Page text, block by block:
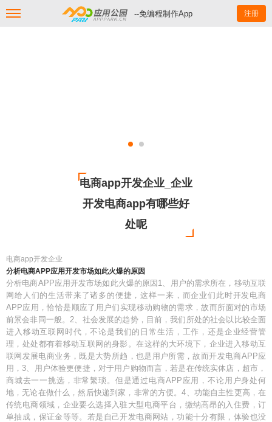
--免编程制作App 注册
电商app开发企业_企业
开发电商app有哪些好
处呢
电商app开发企业
分析电商APP应用开发市场如此火爆的原因
分析电商APP应用开发市场如此火爆的原因1、用户的需求所在，移动互联
网给人们的生活带来了诸多的便捷，这样一来，而企业们此时开发电商
APP应用，恰恰是顺应了用户们实现移动购物的需求，故而所面对的市场
前景会非同一般。2、社会发展的趋势，目前，我们所处的社会以比较全面
进入移动互联网时代，不论是我们的日常生活，工作，还是企业经营管
理，处处都有着移动互联网的身影。在这样的大环境下，企业进入移动互
联网发展电商业务，既是大势所趋，也是用户所需，故而开发电商APP应
用，3、用户体验更便捷，对于用户购物而言，若是在传统实体店，超市，
商城去一一挑选，非常繁琐。但是通过电商APP应用，不论用户身处何
地，无论在做什么，然后快递到家，非常的方便。4、功能自主性更高，在
传统电商领域，企业要么选择入驻大型电商平台，缴纳高昂的入住费，订
单抽成，保证金等等。若是自己开发电商网站，功能十分有限，体验也没